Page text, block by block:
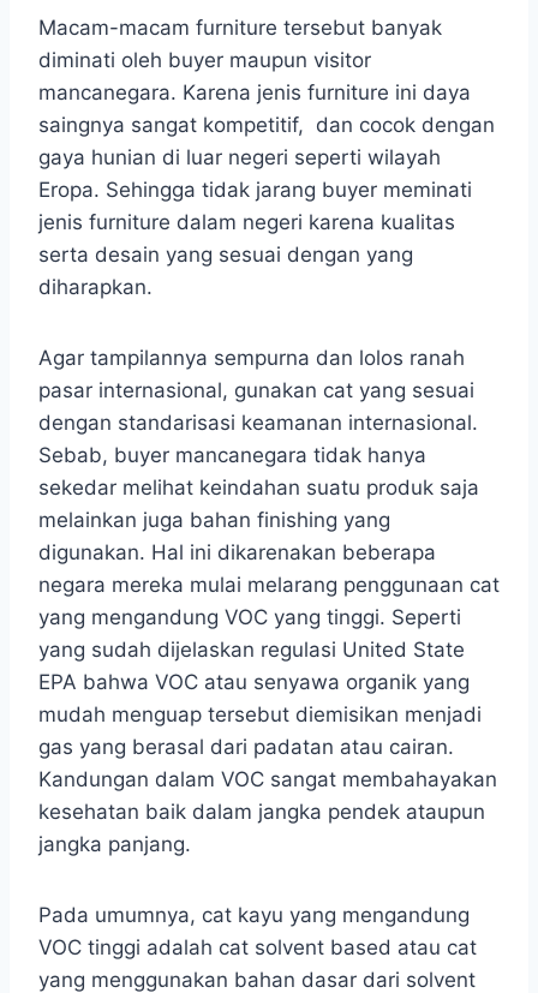
Macam-macam furniture tersebut banyak
diminati oleh buyer maupun visitor
mancanegara. Karena jenis furniture ini daya
saingnya sangat kompetitif, dan cocok dengan
gaya hunian di luar negeri seperti wilayah
Eropa. Sehingga tidak jarang buyer meminati
jenis furniture dalam negeri karena kualitas
serta desain yang sesuai dengan yang
diharapkan.
Agar tampilannya sempurna dan lolos ranah
pasar internasional, gunakan cat yang sesuai
dengan standarisasi keamanan internasional.
Sebab, buyer mancanegara tidak hanya
sekedar melihat keindahan suatu produk saja
melainkan juga bahan finishing yang
digunakan. Hal ini dikarenakan beberapa
negara mereka mulai melarang penggunaan cat
yang mengandung VOC yang tinggi. Seperti
yang sudah dijelaskan regulasi United State
EPA bahwa VOC atau senyawa organik yang
mudah menguap tersebut diemisikan menjadi
gas yang berasal dari padatan atau cairan.
Kandungan dalam VOC sangat membahayakan
kesehatan baik dalam jangka pendek ataupun
jangka panjang.
Pada umumnya, cat kayu yang mengandung
VOC tinggi adalah cat solvent based atau cat
yang menggunakan bahan dasar dari solvent